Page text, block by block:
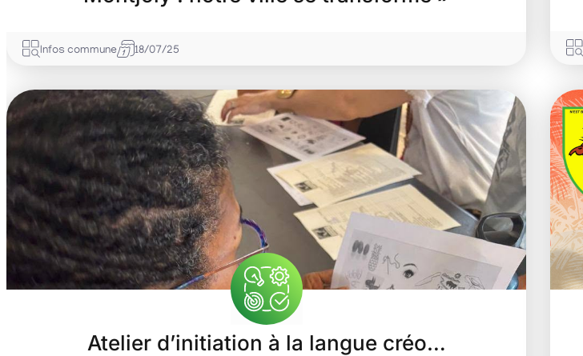
Infos commune 18/07/25
Atelier d’initiation à la langue créo…